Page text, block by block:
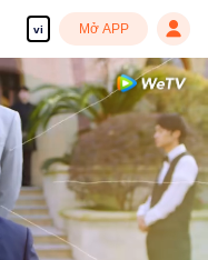
vi Mở APP